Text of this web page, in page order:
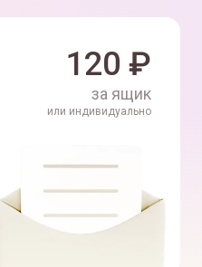
120 ₽
за ящик
или индивидуально